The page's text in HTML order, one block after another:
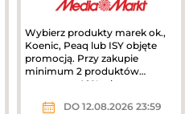
Wybierz produkty marek ok.,
Koenic, Peaq lub ISY objęte
promocją. Przy zakupie
minimum 2 produktów
otrzymasz 40% rabatu na
DO 12.08.2026 23:59